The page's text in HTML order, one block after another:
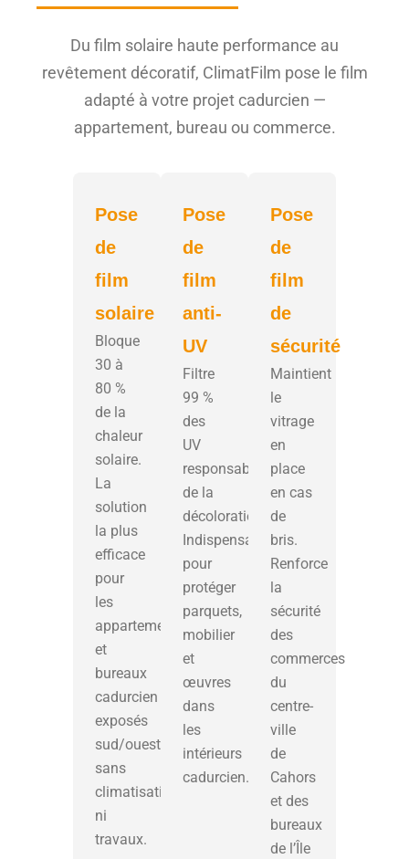
Du film solaire haute performance au
revêtement décoratif, ClimatFilm pose le film
adapté à votre projet cadurcien —
appartement, bureau ou commerce.
Pose
de
film
solaire
Bloque
30 à
80 %
de la
chaleur
solaire.
La
solution
la plus
efficace
pour
les
appartements
et
bureaux
cadurcien
exposés
sud/ouest,
sans
climatisation
ni
travaux.
Pose
de
film
anti-
UV
Filtre
99 %
des
UV
responsables
de la
décoloration.
Indispensable
pour
protéger
parquets,
mobilier
et
œuvres
dans
les
intérieurs
cadurcien.
Pose
de
film
de
sécurité
Maintient
le
vitrage
en
place
en cas
de
bris.
Renforce
la
sécurité
des
commerces
du
centre-
ville
de
Cahors
et des
bureaux
de l’Île